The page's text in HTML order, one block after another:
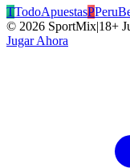
TTodoApuestasP
© 2026 SportMix|18+
Jugar Ahora